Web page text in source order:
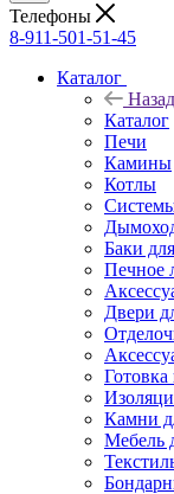
Телефоны
8-911-501-51-45
Каталог
Назад
Каталог
Печи
Камины
Котлы
Баки
Печное
Двери
Готовка
Камни
Мебель